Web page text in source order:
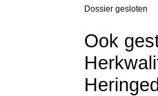
Dossier gesloten
Ook